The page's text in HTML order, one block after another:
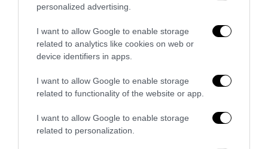
personalized advertising.
I want to allow Google to enable storage
related to analytics like cookies on web or
device identifiers in apps.
I want to allow Google to enable storage
related to functionality of the website or app.
I want to allow Google to enable storage
related to personalization.
Bonaccini e il mito delle barricate di Parma: quando
l’antifascismo copia il fascismo